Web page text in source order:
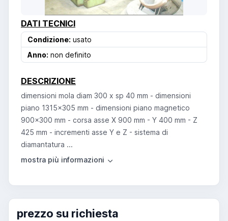
DATI TECNICI
Condizione: usato
Anno: non definito
DESCRIZIONE
dimensioni mola diam 300 x sp 40 mm - dimensioni
piano 1315x305 mm - dimensioni piano magnetico
900x300 mm - corsa asse X 900 mm - Y 400 mm - Z
425 mm - incrementi asse Y e Z - sistema di
diamantatura ...
prezzo su richiesta